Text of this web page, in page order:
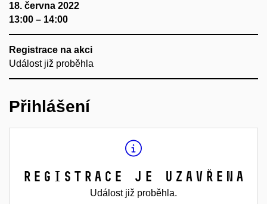
18. června 2022
13:00 – 14:00
Registrace na akci
Událost již proběhla
Přihlášení
Registrace je uzavřena
Událost již proběhla.